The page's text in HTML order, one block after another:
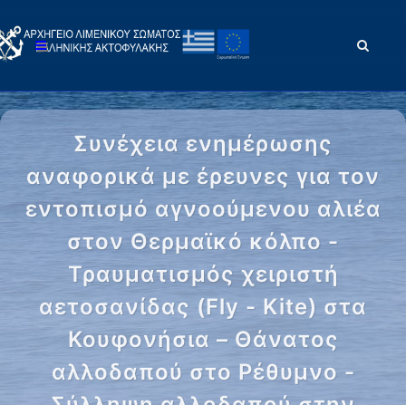
Συνέχεια ενημέρωσης
αναφορικά με έρευνες για τον
εντοπισμό αγνοούμενου αλιέα
στον Θερμαϊκό κόλπο -
Τραυματισμός χειριστή
αετοσανίδας (Fly - Kite) στα
Κουφονήσια – Θάνατος
αλλοδαπού στο Ρέθυμνο -